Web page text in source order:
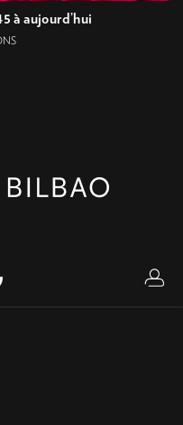
à aujourd’hui